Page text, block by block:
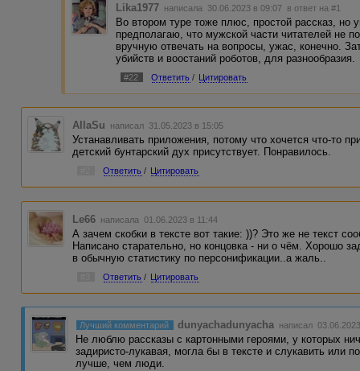
Lika1977 написала 30.06.2023 в 09:07 в ответ на #1
Во втором туре тоже плюс, простой рассказ, но
предполагаю, что мужской части читателей не
вручную отвечать на вопросы, ужас, конечно.
убийств и воостаний роботов, для разнообразия.
#22 Ответить / Цитировать
AllaSu написал 31.05.2023 в 15:05
Устанавливать приложения, потому что хочется что-то
детский бунтарский дух присутствует. Понравилось.
Ответить / Цитировать
Le66 написала 01.06.2023 в 11:44
А зачем скобки в тексте вот такие: ))? Это же не текст
Написано старательно, но концовка - ни о чём. Хорошо
в обычную статистику по персонификации..а жаль..
Ответить / Цитировать
Лучший комментарий dunyachadunyacha написал
Не люблю рассказы с картонными героями, у которых
задиристо-лукавая, могла бы в тексте и слукавить или
лучше, чем люди.